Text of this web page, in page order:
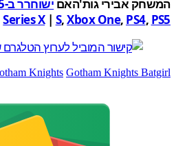
אבירי גות'האםישוחרר ב-25 באוקטובר
Series X|S,Xbox One,PS4, וגם
Gotham Knights Gotham Knights